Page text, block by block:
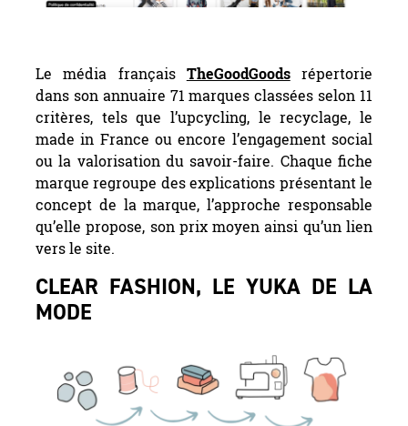
Le média français TheGoodGoodsrépertorie
dans son annuaire 71 marques classées selon 11
critères, tels que l’upcycling, le recyclage, le
made in France ou encore l’engagement social
ou la valorisation du savoir-faire. Chaque fiche
marque regroupe des explications présentant le
concept de la marque, l’approche responsable
qu’elle propose, son prix moyen ainsi qu’un lien
vers le site.
CLEAR FASHION, LE YUKA DE LA
MODE